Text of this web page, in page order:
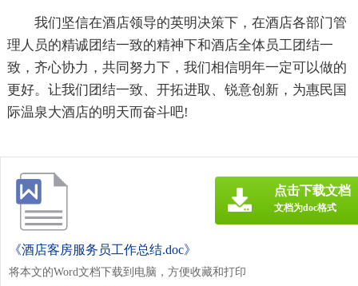
我们坚信在酒店领导的英明决策下，在酒店各部门管
理人员的精诚团结一致的精神下和酒店全体员工团结一
致，齐心协力，共同努力下，我们相信明年一定可以做的
更好。让我们团结一致、开拓进取、锐意创新，为惠民国
际温泉大酒店的明天而奋斗吧!
《酒店客房服务员工作总结.doc》
将本文的Word文档下载到电脑，方便收藏和打印
点击下载文档
文档为doc格式